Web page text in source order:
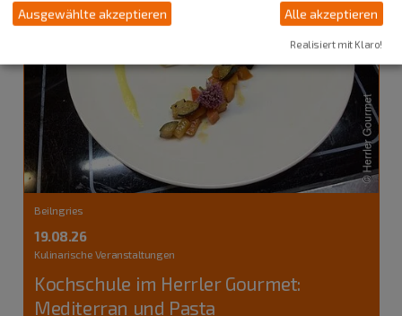
Beilngries
19.08.26
Kulinarische Veranstaltungen
Kochschule im Herrler Gourmet:
Mediterran und Pasta
Ausgewählte akzeptieren Alle akzeptieren
Realisiert mit Klaro!